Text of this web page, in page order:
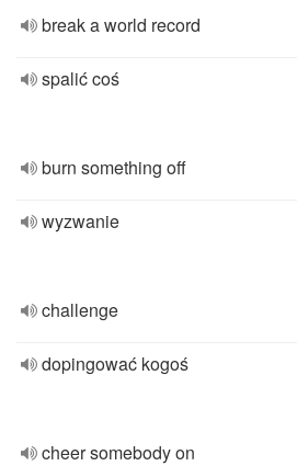
break a world record
spalić coś
burn something off
wyzwanie
challenge
dopingować kogoś
cheer somebody on